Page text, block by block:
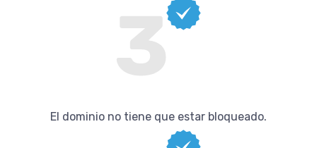
El dominio no tiene que estar bloqueado.